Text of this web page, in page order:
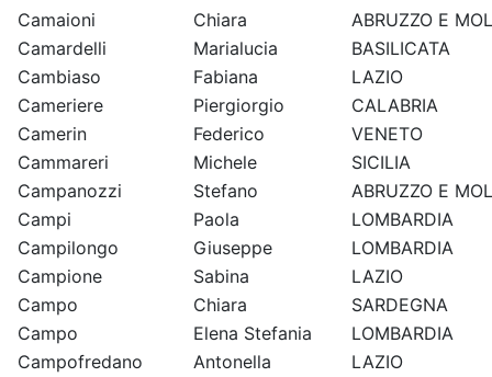
Camaioni
Chiara
ABRUZZO E
Camardelli
Marialucia
BASILICATA
Cambiaso
Fabiana
LAZIO
Cameriere
Piergiorgio
CALABRIA
Camerin
Federico
VENETO
Cammareri
Michele
SICILIA
Campanozzi
Stefano
ABRUZZO E
Campi
Paola
LOMBARDIA
Campilongo
Giuseppe
LOMBARDIA
Campione
Sabina
LAZIO
Campo
Chiara
SARDEGNA
Campo
Elena Stefania
LOMBARDIA
Campofredano
Antonella
LAZIO